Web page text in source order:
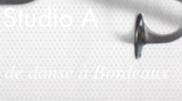
A
danse à Bordeaux